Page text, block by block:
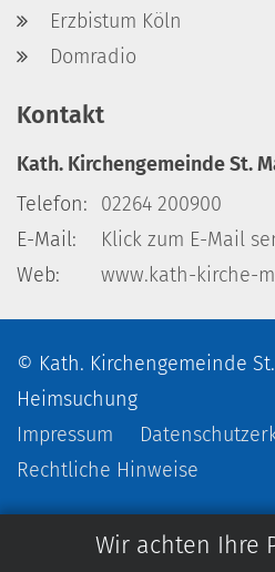
Wir achten Ihre
Erzbistum Köln
Domradio
Kontakt
Kath. Kirchengemeinde St.
Telefon:
02264 200900
E-Mail:
Klick zum E-Mail
Web:
www.kath-kirche-
© Kath. Kirchengemeinde
Heimsuchung
Impressum
Rechtliche Hinweise